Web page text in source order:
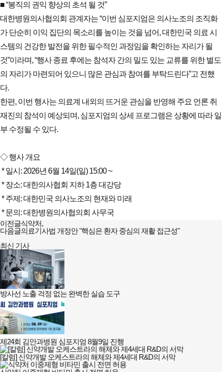
■ “봉직의 권익 향상의 초석 될 것”
대한병원의사협의회 관계자는 “이번 심포지엄은 의사노조의 조직화
가 단순히 이익 집단의 목소리를 높이는 것을 넘어, 대한민국 의료 시
스템의 건강한 발전을 위한 필수적인 과정임을 확인하는 자리가 될
것”이라며, “행사 종료 후에는 참석자 간의 밀도 있는 교류를 위한 별도
의 자리가 마련되어 있으니 많은 관심과 참여를 부탁드린다”고 전했
다.
한편, 이번 행사는 의료계 내외의 뜨거운 관심을 반영해 주요 언론 취
재진의 참석이 예상되며, 심포지엄의 상세 프로그램은 상황에 따라 일
부 수정될 수 있다.
◇ 행사 개요
* 일시: 2026년 6월 14일(일) 15:00 ~
* 장소: 대한의사협회 지하 1층 대강당
* 주제: 대한민국 의사노조의 현재와 미래
* 문의: 대한병원의사협의회 사무국
이전글식약처,
다음글의료기사법 개정안 "핵심은 환자 중심의 재활 접근성"
최신 기사
방사선 노출 걱정 없는 완벽한 실습 도구
제24회 김안과병원 심포지엄 8월9일 진행
[칼럼] 신약개발 오케스트라의 해체와 제4세대 R&D의 서막